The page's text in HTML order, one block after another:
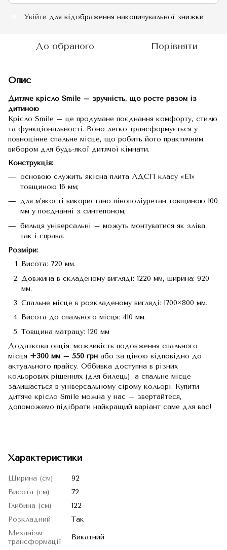
Увійти для відображення накопичувальної знижки
До обраного Порівняти
Опис
Дитяче крісло Smile – зручність, що росте разом із
дитиною
Крісло Smile – це продумане поєднання комфорту, стилю
та функціональності. Воно легко трансформується у
повноцінне спальне місце, що робить його практичним
вибором для будь-якої дитячої кімнати.
Конструкція:
основою служить якісна плита ЛДСП класу «E1»
товщиною 16 мм;
для м’якості використано пінополіуретан товщиною 100
мм у поєднанні з синтепоном;
бильця універсальні – можуть монтуватися як зліва,
так і справа.
Розміри:
Висота: 720 мм.
Довжина в складеному вигляді: 1220 мм, ширина: 920
мм.
Спальне місце в розкладеному вигляді: 1700×800 мм.
Висота до спального місця: 410 мм.
Товщина матрацу: 120 мм
Додаткова опція: можливість подовження спального
місця +300 мм – 550 грн або за ціною відповідно до
актуального прайсу. Оббивка доступна в різних
кольорових рішеннях (для билець), а спальне місце
залишається в універсальному сірому кольорі. Купити
дитяче крісло Smile можна у нас – звертайтеся,
допоможемо підібрати найкращий варіант саме для вас!
Характеристики
Ширина (см)
92
Висота (см)
72
Глибина (см)
122
Розкладний
Так
Механізм
трансформації
Викатний